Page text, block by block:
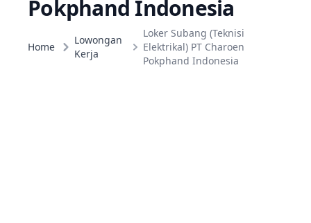
Pokphand Indonesia
Home
Lowongan
Kerja
Loker Subang (Teknisi
Elektrikal) PT Charoen
Pokphand Indonesia